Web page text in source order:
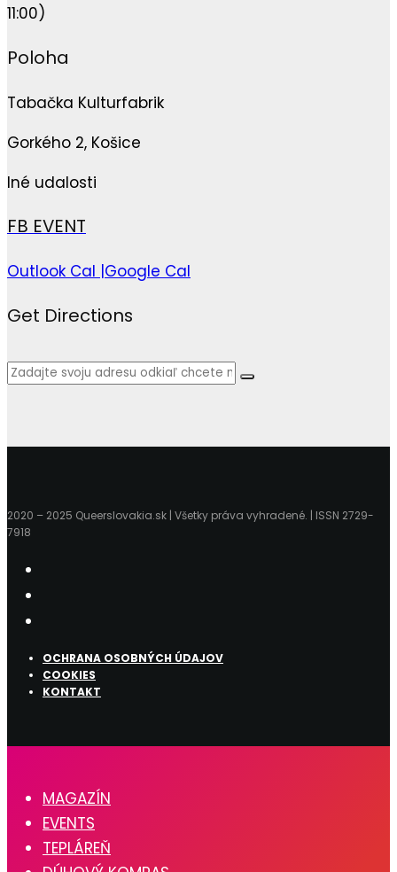
11:00)
Poloha
Tabačka Kulturfabrik
Gorkého 2, Košice
Iné udalosti
FB EVENT
Outlook Cal |Google Cal
Get Directions
2020 – 2025 Queerslovakia.sk | Všetky práva vyhradené. | ISSN 2729-
7918
OCHRANA OSOBNÝCH ÚDAJOV
COOKIES
KONTAKT
MAGAZÍN
EVENTS
TEPLÁREŇ